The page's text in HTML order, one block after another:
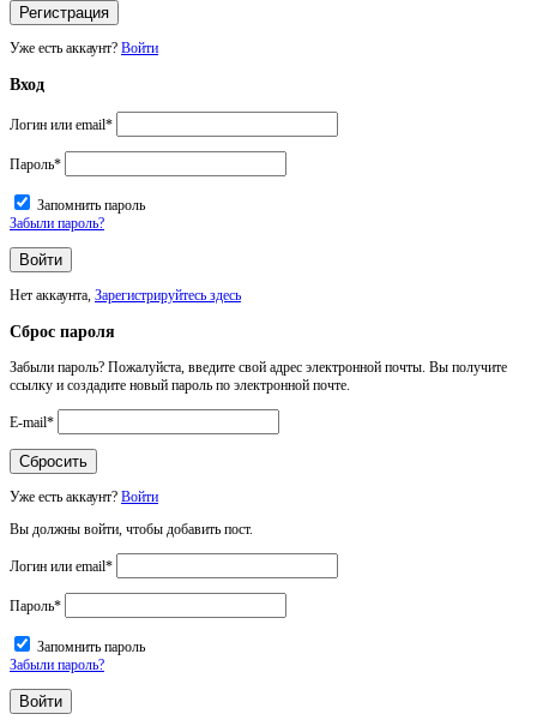
Уже есть аккаунт? Войти
Вход
Логин или email*
Пароль*
Запомнить пароль
Забыли пароль?
Нет аккаунта, Зарегистрируйтесь здесь
Сброс пароля
Забыли пароль? Пожалуйста, введите свой адрес электронной почты. Вы получите
ссылку и создадите новый пароль по электронной почте.
E-mail*
Уже есть аккаунт? Войти
Вы должны войти, чтобы добавить пост.
Логин или email*
Пароль*
Запомнить пароль
Забыли пароль?